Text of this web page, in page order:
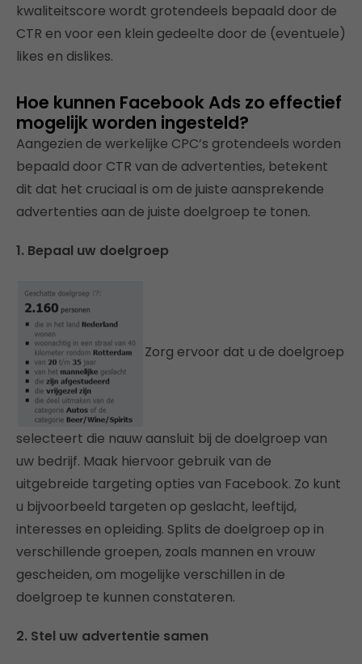
kwaliteitscore wordt grotendeels bepaald door de
CTR en voor een klein gedeelte door de (eventuele)
likes en dislikes.
Hoe kunnen Facebook Ads zo effectief
mogelijk worden ingesteld?
Aangezien de werkelijke CPC’s grotendeels worden
bepaald door CTR van de advertenties, betekent
dit dat het cruciaal is om de juiste aansprekende
advertenties aan de juiste doelgroep te tonen.
1. Bepaal uw doelgroep
Zorg ervoor dat u de doelgroep
selecteert die nauw aansluit bij de doelgroep van
uw bedrijf. Maak hiervoor gebruik van de
uitgebreide targeting opties van Facebook. Zo kunt
u bijvoorbeeld targeten op geslacht, leeftijd,
interesses en opleiding. Splits de doelgroep op in
verschillende groepen, zoals mannen en vrouw
gescheiden, om mogelijke verschillen in de
doelgroep te kunnen constateren.
2. Stel uw advertentie samen